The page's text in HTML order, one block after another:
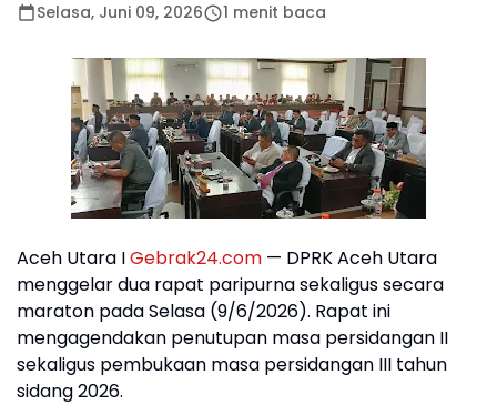
Selasa, Juni 09, 2026 1 menit baca
Aceh Utara IGebrak24.com — DPRK Aceh Utara
menggelar dua rapat paripurna sekaligus secara
maraton pada Selasa (9/6/2026). Rapat ini
mengagendakan penutupan masa persidangan II
sekaligus pembukaan masa persidangan III tahun
sidang 2026.